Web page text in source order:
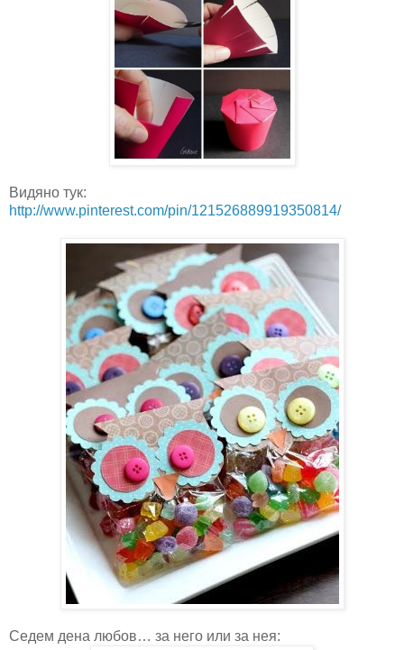
Видяно тук:
http://www.pinterest.com/pin/121526889919350814/
Седем дена любов… за него или за нея: